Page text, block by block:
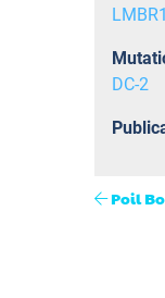
LMBR1
DC-2
Poil